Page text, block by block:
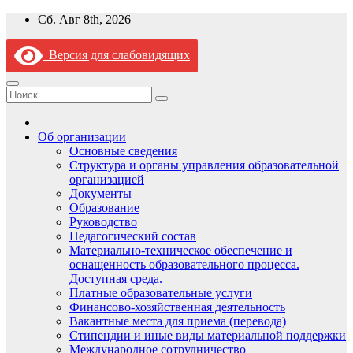
Перейти
содержимому
Сб. Авг 8th, 2026
Версия для слабовидящих
Об организации
Основные сведения
Структура и органы управления образовательной
организацией
Документы
Образование
Руководство
Педагогический состав
Материально-техническое обеспечение и
оснащенность образовательного процесса.
Доступная среда.
Платные образовательные услуги
Финансово-хозяйственная деятельность
Вакантные места для приема (перевода)
Стипендии и иные виды материальной поддержки
Международное сотрудничество